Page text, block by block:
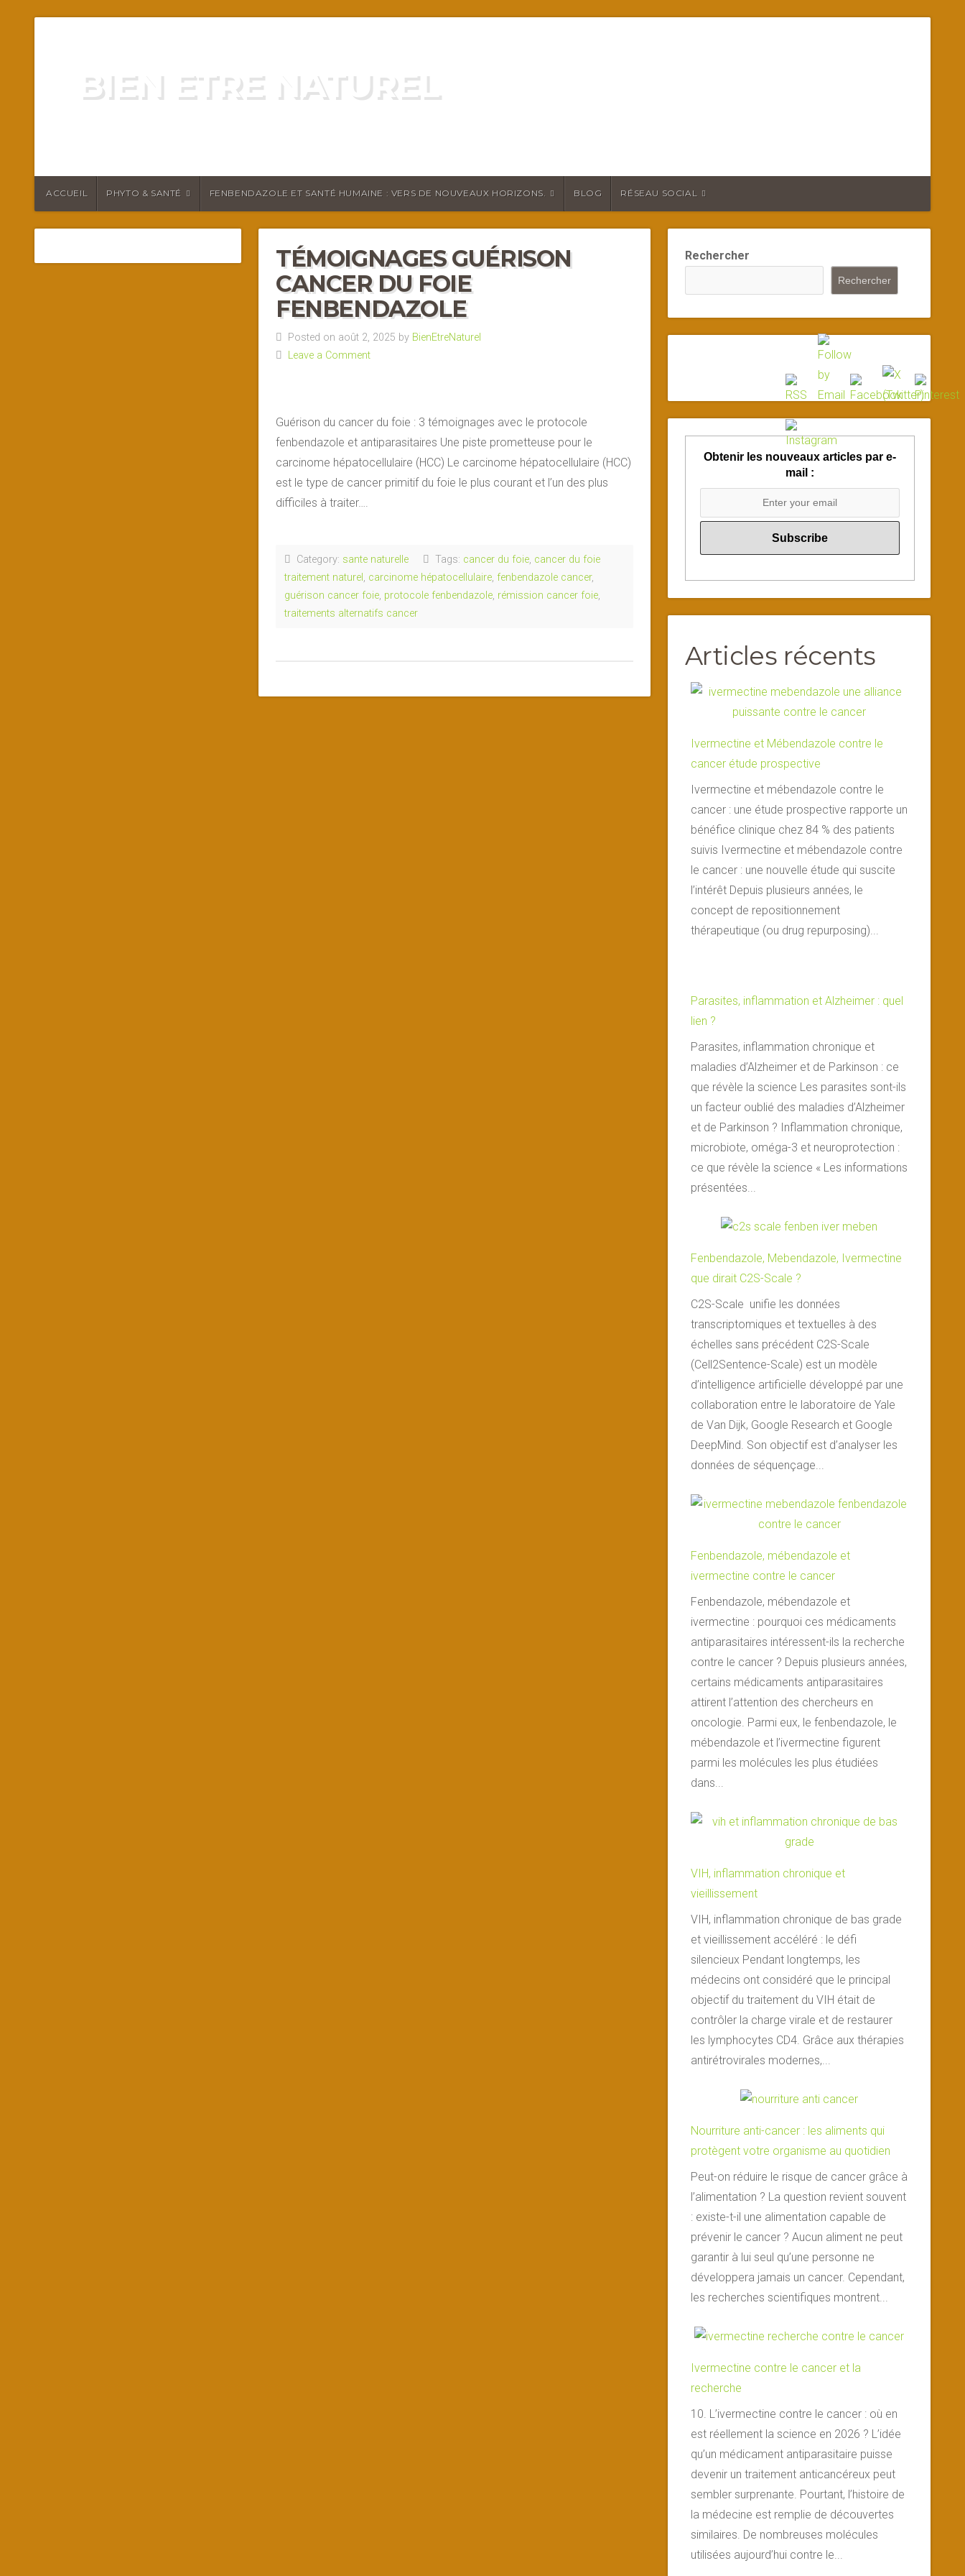
BIEN ETRE NATUREL
ACCUEIL PHYTO & SANTÉ FENBENDAZOLE ET SANTÉ HUMAINE : VERS DE NOUVEAUX HORIZONS. BLOG RÉSEAU SOCIAL
TÉMOIGNAGES GUÉRISON
CANCER DU FOIE
FENBENDAZOLE
Posted on août 2, 2025 by BienEtreNaturel
Leave a Comment
Guérison du cancer du foie : 3 témoignages avec le protocole
fenbendazole et antiparasitaires Une piste prometteuse pour le
carcinome hépatocellulaire (HCC) Le carcinome hépatocellulaire (HCC)
est le type de cancer primitif du foie le plus courant et l’un des plus
difficiles à traiter….
Category: sante naturelle Tags: cancer du foie, cancer du foie
traitement naturel , carcinome hépatocellulaire, fenbendazole cancer,
guérison cancer foie, protocole fenbendazole, rémission cancer foie,
traitements alternatifs cancer
Rechercher
Rechercher
Obtenir les nouveaux articles par e-
mail :
Articles récents
Ivermectine et Mébendazole contre le
cancer étude prospective
Ivermectine et mébendazole contre le
cancer : une étude prospective rapporte un
bénéfice clinique chez 84 % des patients
suivis Ivermectine et mébendazole contre
le cancer : une nouvelle étude qui suscite
l’intérêt Depuis plusieurs années, le
concept de repositionnement
thérapeutique (ou drug repurposing)...
Parasites, inflammation et Alzheimer : quel
lien ?
Parasites, inflammation chronique et
maladies d’Alzheimer et de Parkinson : ce
que révèle la science Les parasites sont-ils
un facteur oublié des maladies d’Alzheimer
et de Parkinson ? Inflammation chronique,
microbiote, oméga-3 et neuroprotection :
ce que révèle la science « Les informations
présentées...
Fenbendazole, Mebendazole, Ivermectine
que dirait C2S-Scale ?
C2S-Scale unifie les données
transcriptomiques et textuelles à des
échelles sans précédent C2S-Scale
(Cell2Sentence-Scale) est un modèle
d’intelligence artificielle développé par une
collaboration entre le laboratoire de Yale
de Van Dijk, Google Research et Google
DeepMind. Son objectif est d’analyser les
données de séquençage...
Fenbendazole, mébendazole et
ivermectine contre le cancer
Fenbendazole, mébendazole et
ivermectine : pourquoi ces médicaments
antiparasitaires intéressent-ils la recherche
contre le cancer ? Depuis plusieurs années,
certains médicaments antiparasitaires
attirent l’attention des chercheurs en
oncologie. Parmi eux, le fenbendazole, le
mébendazole et l’ivermectine figurent
parmi les molécules les plus étudiées
dans...
VIH, inflammation chronique et
vieillissement
VIH, inflammation chronique de bas grade
et vieillissement accéléré : le défi
silencieux Pendant longtemps, les
médecins ont considéré que le principal
objectif du traitement du VIH était de
contrôler la charge virale et de restaurer
les lymphocytes CD4. Grâce aux thérapies
antirétrovirales modernes,...
Nourriture anti-cancer : les aliments qui
protègent votre organisme au quotidien
Peut-on réduire le risque de cancer grâce à
l’alimentation ? La question revient souvent
: existe-t-il une alimentation capable de
prévenir le cancer ? Aucun aliment ne peut
garantir à lui seul qu’une personne ne
développera jamais un cancer. Cependant,
les recherches scientifiques montrent...
Ivermectine contre le cancer et la
recherche
10. L’ivermectine contre le cancer : où en
est réellement la science en 2026 ? L’idée
qu’un médicament antiparasitaire puisse
devenir un traitement anticancéreux peut
sembler surprenante. Pourtant, l’histoire de
la médecine est remplie de découvertes
similaires. De nombreuses molécules
utilisées aujourd’hui contre le...